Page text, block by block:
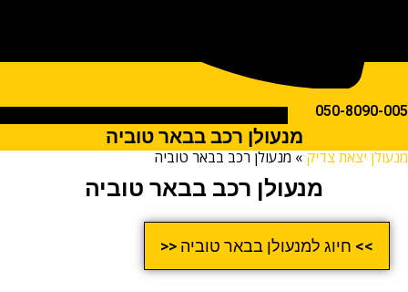
050-
מנעולן רכב בבאר טוביה
יצאת צדיק»מנעולן רכב בבאר טוביה
מנעולן רכב בבאר טוביה
>> חיוג למנעולן בבאר טוביה <<